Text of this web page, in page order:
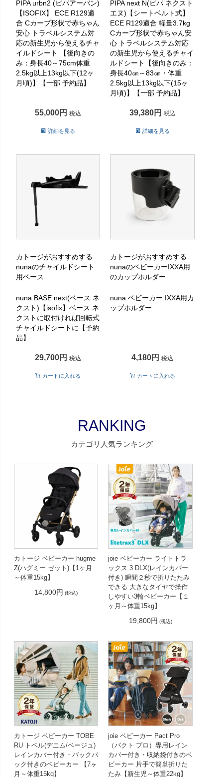
PIPA urbn2 (ピパアーバン)
【ISOFIX】 ECE R129適
合 Cカーブ形状で赤ちゃん
安心 トラベルシステム対
応の新生児から使えるチャ
イルドシート 【後向きの
み：身長40～75cm体重
2.5kg以上13kg以下(12ヶ
月頃)】【一部 予約品】
55,000 税込
詳細を見る
PIPA next N(ピパ ネクスト
エヌ)【シートベルト式】
ECE R129適合 軽量3.7kg
Cカーブ形状で赤ちゃん安
心 トラベルシステム対応
の新生児から使えるチャイ
ルドシート【後向きのみ：
身長40㎝～83㎝・体重
2.5kg以上13kg以下(15ヶ
月頃)】【一部 予約品】
39,380 税込
詳細を見る
カトージがおすすめする
nunaのチャイルドシート
用ベース
nuna BASE next(ベース ネ
クスト)【isofix】ベース ネ
クストに取付ければ回転式
チャイルドシートに【予約
品】
29,700 税込
カートに入れる
カトージがおすすめする
nunaのベビーカーIXXA用
のカップホルダー
nuna ベビーカー IXXA用カ
ップホルダー
4,180 税込
カートに入れる
RANKING
カテゴリ人気ランキング
カトージ ベビーカー hugme
Z(ハグミー ゼット)【1ヶ月
～体重15kg】
14,800円 (税込)
joie ベビーカー ライトトラ
ックス 3 DLX(レインカバー
付き) 瞬間２秒で折りたたみ
できる 大きなタイヤで操作
しやすい3輪ベビーカー【１
ヶ月～体重15kg】
19,800円 (税込)
カトージ ベビーカー TOBE
RU トベル(デニム/ベージュ)
レインカバー付き・バックパ
ック付きのベビーカー 【7ヶ
月～体重15kg】
joie ベビーカー Pact Pro
（パクト プロ）専用レイン
カバー付き・収納袋付きのベ
ビーカー 片手で簡単折りた
たみ【新生児～体重22kg】